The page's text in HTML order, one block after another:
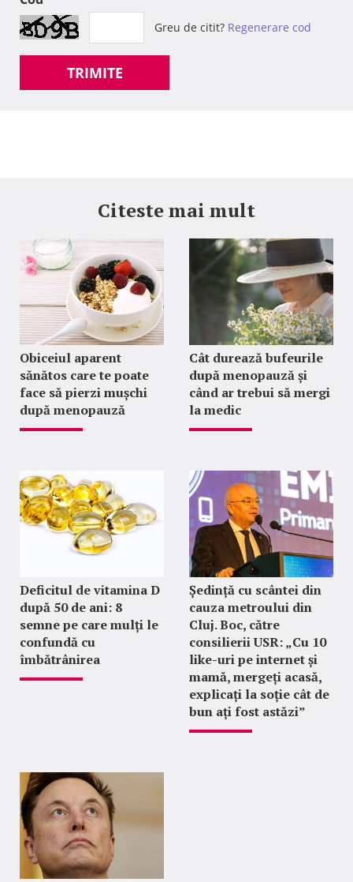
Greu de citit? Regenerare cod
TRIMITE
Citeste mai mult
Obiceiul aparent
sănătos care te poate
face să pierzi mușchi
după menopauză
Cât durează bufeurile
după menopauză și
când ar trebui să mergi
la medic
Deficitul de vitamina D
după 50 de ani: 8
semne pe care mulți le
confundă cu
îmbătrânirea
Ședință cu scântei din
cauza metroului din
Cluj. Boc, către
consilierii USR: „Cu 10
like-uri pe internet și
mamă, mergeți acasă,
explicați la soție cât de
bun ați fost astăzi”